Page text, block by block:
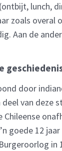
lunch,
zoals overal
Aan de
door
van deze
goede 12